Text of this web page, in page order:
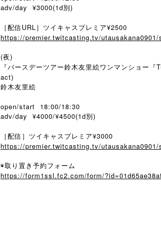
adv/day ¥3000(1d別)
［配信URL］ツイキャスプレミア¥2500
https://premier.twitcasting.tv/utausakana0901/
(夜)
『バースデーツアー鈴木友里絵ワンマンショー『
act)
鈴木友里絵
open/start 18:00/18:30
adv/day ¥4000/¥4500(1d別)
［配信］ツイキャスプレミア¥3000
https://premier.twitcasting.tv/utausakana0901/
◉取り置き予約フォーム
https://form1ssl.fc2.com/form/